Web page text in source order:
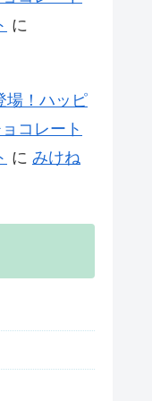
に
場！ハッピ
コレート
に みけね